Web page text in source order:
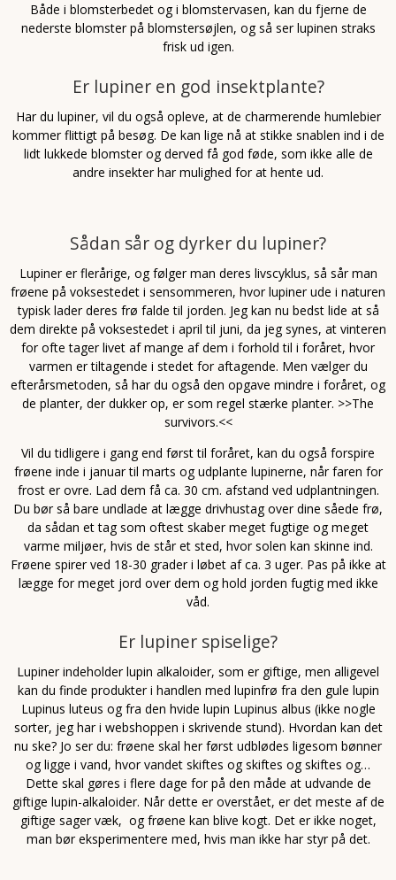
Både i blomsterbedet og i blomstervasen, kan du fjerne de
nederste blomster på blomstersøjlen, og så ser lupinen straks
frisk ud igen.
Er lupiner en god insektplante?
Har du lupiner, vil du også opleve, at de charmerende humlebier
kommer flittigt på besøg. De kan lige nå at stikke snablen ind i de
lidt lukkede blomster og derved få god føde, som ikke alle de
andre insekter har mulighed for at hente ud.
Sådan sår og dyrker du lupiner?
Lupiner er flerårige, og følger man deres livscyklus, så sår man
frøene på voksestedet i sensommeren, hvor lupiner ude i naturen
typisk lader deres frø falde til jorden. Jeg kan nu bedst lide at så
dem direkte på voksestedet i april til juni, da jeg synes, at vinteren
for ofte tager livet af mange af dem i forhold til i foråret, hvor
varmen er tiltagende i stedet for aftagende. Men vælger du
efterårsmetoden, så har du også den opgave mindre i foråret, og
de planter, der dukker op, er som regel stærke planter. >>The
survivors.<<
Vil du tidligere i gang end først til foråret, kan du også forspire
frøene inde i januar til marts og udplante lupinerne, når faren for
frost er ovre. Lad dem få ca. 30 cm. afstand ved udplantningen.
Du bør så bare undlade at lægge drivhustag over dine såede frø,
da sådan et tag som oftest skaber meget fugtige og meget
varme miljøer, hvis de står et sted, hvor solen kan skinne ind.
Frøene spirer ved 18-30 grader i løbet af ca. 3 uger. Pas på ikke at
lægge for meget jord over dem og hold jorden fugtig med ikke
våd.
Er lupiner spiselige?
Lupiner indeholder lupin alkaloider, som er giftige, men alligevel
kan du finde produkter i handlen med lupinfrø fra den gule lupin
Lupinus luteus og fra den hvide lupin Lupinus albus (ikke nogle
sorter, jeg har i webshoppen i skrivende stund). Hvordan kan det
nu ske? Jo ser du: frøene skal her først udblødes ligesom bønner
og ligge i vand, hvor vandet skiftes og skiftes og skiftes og…
Dette skal gøres i flere dage for på den måde at udvande de
giftige lupin-alkaloider. Når dette er overstået, er det meste af de
giftige sager væk, og frøene kan blive kogt. Det er ikke noget,
man bør eksperimentere med, hvis man ikke har styr på det.